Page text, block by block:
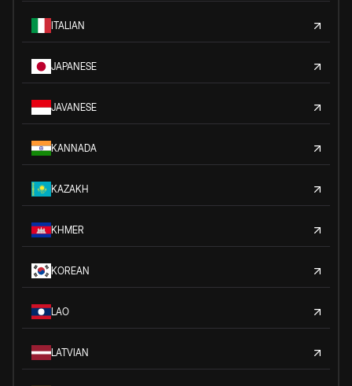
ITALIAN
JAPANESE
JAVANESE
KANNADA
KAZAKH
KHMER
KOREAN
LAO
LATVIAN